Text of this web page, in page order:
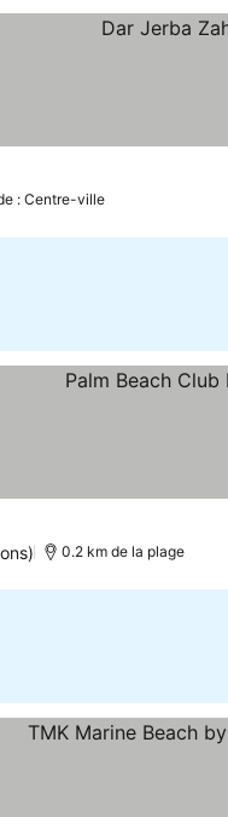
: Centre-ville
0.2 km de la plage